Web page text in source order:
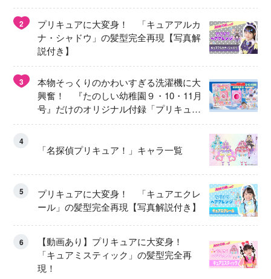
2
プリキュアに大変身！ 「キュアアルカ
ナ・シャドウ」の髪型完全再現【写真解
説付き】
3
本物そっくりのかわいすぎる洗濯機に大
興奮！ 『たのしい幼稚園９・10・11月
号』だけのオリジナル付録「プリキュ
ア くるくるせんたくき」
4
「名探偵プリキュア！」キャラ一覧
5
プリキュアに大変身！ 「キュアエクレ
ール」の髪型完全再現【写真解説付き】
6
【動画あり】プリキュアに大変身！
「キュアミスティック」の髪型完全再
現！